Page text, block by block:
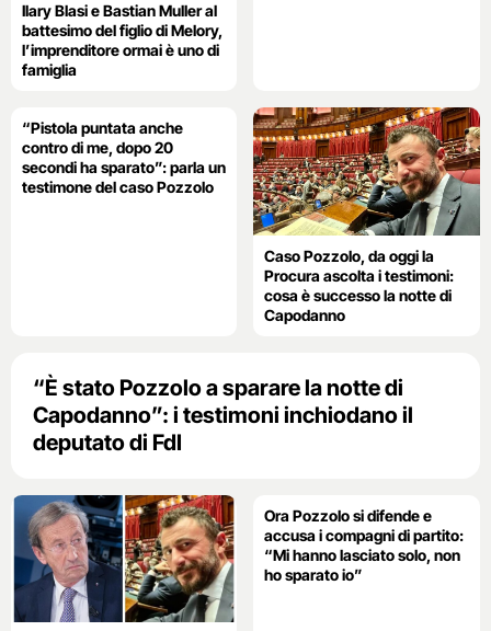
Ilary Blasi e Bastian Muller al
battesimo del figlio di Melory,
l’imprenditore ormai è uno di
famiglia
“Pistola puntata anche
contro di me, dopo 20
secondi ha sparato”: parla un
testimone del caso Pozzolo
Caso Pozzolo, da oggi la
Procura ascolta i testimoni:
cosa è successo la notte di
Capodanno
“È stato Pozzolo a sparare la notte di
Capodanno”: i testimoni inchiodano il
deputato di FdI
Ora Pozzolo si difende e
accusa i compagni di partito:
“Mi hanno lasciato solo, non
ho sparato io”